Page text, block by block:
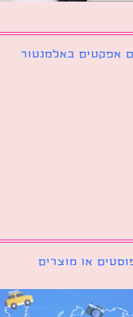
באלמנטור
מוצרים